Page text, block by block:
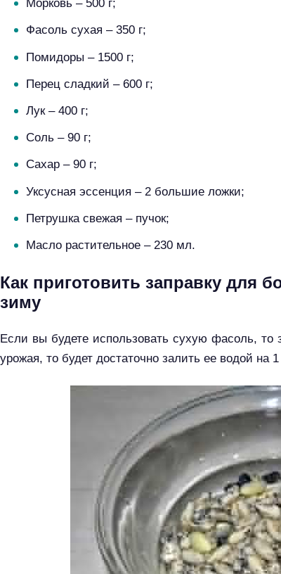
Морковь – 500 г;
Фасоль сухая – 350 г;
Помидоры – 1500 г;
Перец сладкий – 600 г;
Лук – 400 г;
Соль – 90 г;
Сахар – 90 г;
Уксусная эссенция – 2 большие ложки;
Петрушка свежая – пучок;
Масло растительное – 230 мл.
Как приготовить заправку для
зиму
Если вы будете использовать сухую фасоль,
урожая, то будет достаточно залить ее водой на